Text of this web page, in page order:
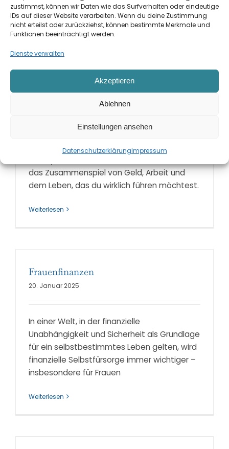
zustimmst, können wir Daten wie das Surfverhalten oder eindeutige
IDs auf dieser Website verarbeiten. Wenn du deine Zustimmung
nicht erteilst oder zurückziehst, können bestimmte Merkmale und
Funktionen beeinträchtigt werden.
Dienste verwalten
Akzeptieren
Ablehnen
Einstellungen ansehen
DatenschutzerklärungImpressum
Dein Weg zur Money-Life-Balance
In einer schnelllebigen Welt ist es gar nicht
so leicht, finanzielle Sicherheit, berufliche
Anforderungen und ein erfülltes Privatleben
in Einklang zu bringen. Genau hier setzt die
das Zusammenspiel von Geld, Arbeit und
dem Leben, das du wirklich führen möchtest.
Weiterlesen
Frauenfinanzen
20. Januar 2025
In einer Welt, in der finanzielle
Unabhängigkeit und Sicherheit als Grundlage
für ein selbstbestimmtes Leben gelten, wird
finanzielle Selbstfürsorge immer wichtiger –
insbesondere für Frauen
Weiterlesen